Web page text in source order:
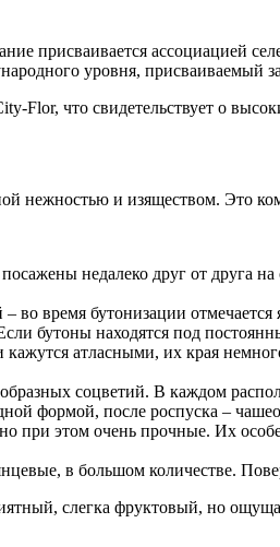
присваивается ассоциацией
уровня, присваиваемый
Flor, что свидетельствует о
нежностью и изяществом. Это
недалеко друг от друга
во время бутонизации
бутоны находятся под
атласными, их края
соцветий. В каждом
формой, после роспуска –
при этом очень прочные. Их
в большом количестве.
слегка фруктовый, но